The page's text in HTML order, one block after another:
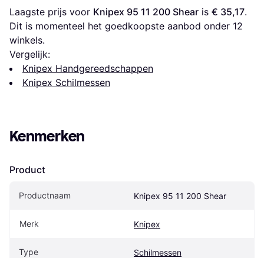
Laagste prijs voor Knipex 95 11 200 Shear is € 35,17.
Dit is momenteel het goedkoopste aanbod onder 12
winkels.
Vergelijk:
Knipex Handgereedschappen
Knipex Schilmessen
Kenmerken
Product
Productnaam Knipex 95 11 200 Shear
Merk Knipex
Type Schilmessen